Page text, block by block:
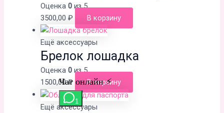
Оценка 0из 5
3500,00 ₽ В корзину
Ещё аксессуары
Брелок лошадка
Оценка 0из 5
1500,00₽ В корзину
Ещё аксессуары